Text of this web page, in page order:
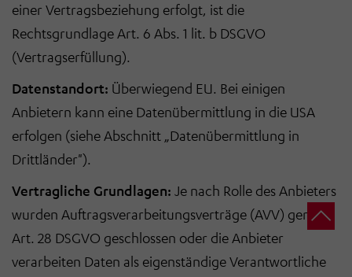
einer Vertragsbeziehung erfolgt, ist die
Rechtsgrundlage Art. 6 Abs. 1 lit. b DSGVO
(Vertragserfüllung).
Datenstandort: Überwiegend EU. Bei einigen
Anbietern kann eine Datenübermittlung in die USA
erfolgen (siehe Abschnitt „Datenübermittlung in
Drittländer").
Vertragliche Grundlagen: Je nach Rolle des Anbieters
wurden Auftragsverarbeitungsverträge (AVV) gemäß
Art. 28 DSGVO geschlossen oder die Anbieter
verarbeiten Daten als eigenständige Verantwortliche